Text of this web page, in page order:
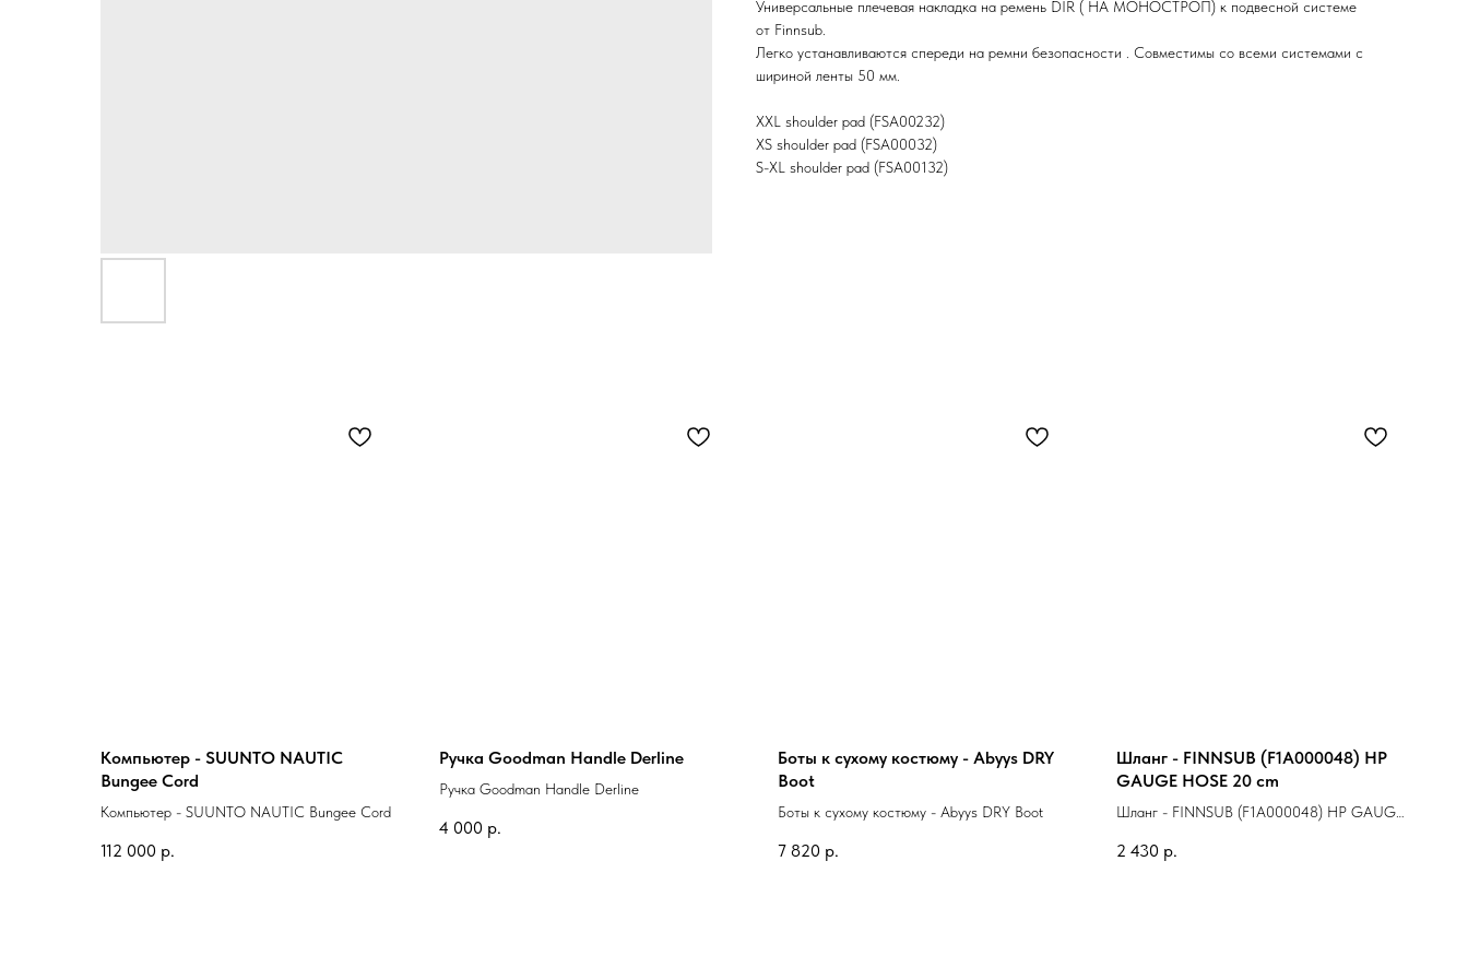
Универсальные плечевая накладка на ремень DIR ( НА МОНОСТРОП) к подвесной системе
от Finnsub.
Легко устанавливаются спереди на ремни безопасности . Совместимы со всеми системами с
шириной ленты 50 мм.
XXL shoulder pad (FSA00232)
XS shoulder pad (FSA00032)
S-XL shoulder pad (FSA00132)
Компьютер - SUUNTO NAUTIC
Bungee Cord
Компьютер - SUUNTO NAUTIC Bungee Cord
112 000 р.
Ручка Goodman Handle Derline
Ручка Goodman Handle Derline
4 000 р.
Боты к сухому костюму - Abyys DRY
Boot
Боты к сухому костюму - Abyys DRY Boot
7 820 р.
Шланг - FINNSUB (F1A000048) HP
GAUGE HOSE 20 cm
Шланг - FINNSUB (F1A000048) HP GAUGE
2 430 р.